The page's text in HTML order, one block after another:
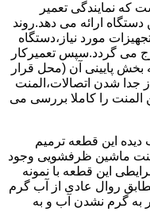
که نمایندگی تعمیر
ارائه می دهد.روند
مورد نیاز،دستگاه
می گردد.سپس تعمیرکار
بخش پایینی آن (محل قرار
جدا شدن اتصالات،المنت
را کاملا بررسی می
این قطعه ترمیم
ماشین ظرفشویی وجود
این قطعه با نمونه
روال عادی از آب گرم
به گرم نشدن آب و به